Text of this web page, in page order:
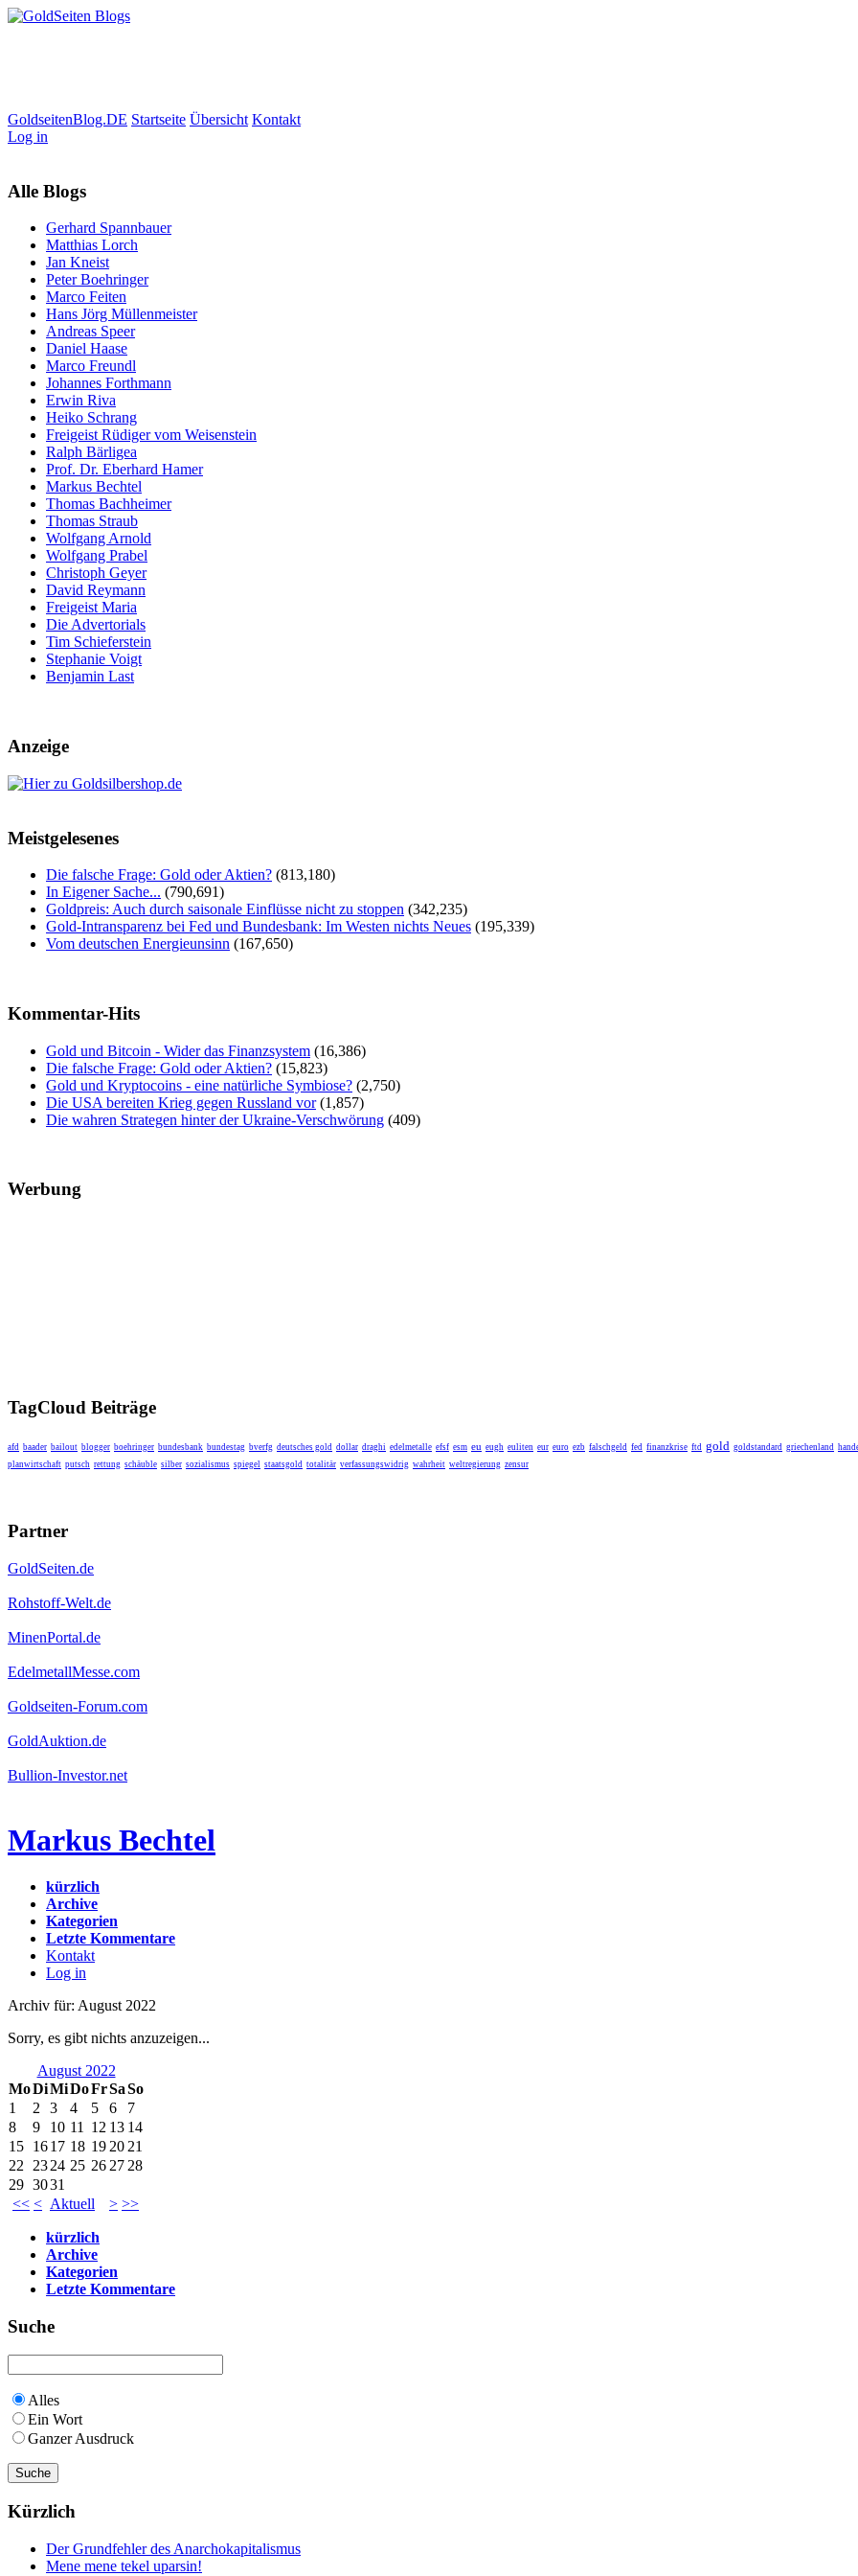
GoldseitenBlog.DE Startseite Übersicht Kontakt
Log in
Alle Blogs
Gerhard Spannbauer
Matthias Lorch
Jan Kneist
Peter Boehringer
Marco Feiten
Hans Jörg Müllenmeister
Andreas Speer
Daniel Haase
Marco Freundl
Johannes Forthmann
Erwin Riva
Heiko Schrang
Freigeist Rüdiger vom Weisenstein
Ralph Bärligea
Prof. Dr. Eberhard Hamer
Markus Bechtel
Thomas Bachheimer
Thomas Straub
Wolfgang Arnold
Wolfgang Prabel
Christoph Geyer
David Reymann
Freigeist Maria
Die Advertorials
Tim Schieferstein
Stephanie Voigt
Benjamin Last
Anzeige
Meistgelesenes
Die falsche Frage: Gold oder Aktien? (813,180)
In Eigener Sache... (790,691)
Goldpreis: Auch durch saisonale Einflüsse nicht zu stoppen (342,235)
Gold-Intransparenz bei Fed und Bundesbank: Im Westen nichts Neues (195,339)
Vom deutschen Energieunsinn (167,650)
Kommentar-Hits
Gold und Bitcoin - Wider das Finanzsystem (16,386)
Die falsche Frage: Gold oder Aktien? (15,823)
Gold und Kryptocoins - eine natürliche Symbiose? (2,750)
Die USA bereiten Krieg gegen Russland vor (1,857)
Die wahren Strategen hinter der Ukraine-Verschwörung (409)
Werbung
TagCloud Beiträge
afd baader bailout blogger boehringer bundesbank bundestag bverfg deutsches gold dollar draghi edelmetalle efsf esm eu eugh euliten eur euro ezb falschgeld fed finanzkrise ftd gold goldstandard griechenland
planwirtschaft putsch rettung schäuble silber sozialismus spiegel staatsgold totalitär verfassungswidrig wahrheit weltregierung zensur
Partner
GoldSeiten.de
Rohstoff-Welt.de
MinenPortal.de
EdelmetallMesse.com
Goldseiten-Forum.com
GoldAuktion.de
Bullion-Investor.net
Markus Bechtel
kürzlich
Archive
Kategorien
Letzte Kommentare
Kontakt
Log in
Archiv für: August 2022
Sorry, es gibt nichts anzuzeigen...
August 2022
MoDiMiDoFrSaSo
<< < Aktuell > >>
1 2 3 4 5 6
7
8
9 10 11 12 13 14
15 1617 18 19 20 21
22
2324 25 26 27 28
29 3031
kürzlich
Archive
Kategorien
Letzte Kommentare
Suche
Alles
Ein Wort
Ganzer Ausdruck
Kürzlich
Der Grundfehler des Anarchokapitalismus
Mene mene tekel uparsin!